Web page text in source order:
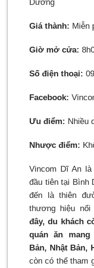
Dương
Giá thành: Miễn
Giờ mở cửa:
Số điện thoại:
Facebook:
Ưu điểm: Nhiều
Nhược điểm:
Vincom Dĩ An
đầu tiên tại Bình
đến là thiên
thương hiệu nổi
đây, du khách
quán ăn
Bản, Nhật Bản,
còn có thể tham